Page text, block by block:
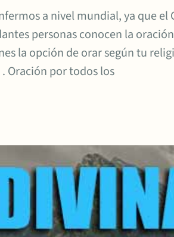
a nivel mundial, ya que el
personas conocen la
la opción de orar según tu
Oración por todos los